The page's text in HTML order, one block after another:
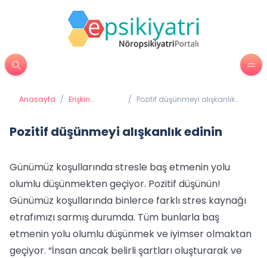
Anasayfa / Erişkin
/ Pozitif düşünmeyi alışkanlık
Pozitif düşünmeyi alışkanlık edinin
Günümüz koşullarında stresle baş etmenin yolu
olumlu düşünmekten geçiyor. Pozitif düşünün!
Günümüz koşullarında binlerce farklı stres kaynağı
etrafımızı sarmış durumda. Tüm bunlarla baş
etmenin yolu olumlu düşünmek ve iyimser olmaktan
geçiyor. “İnsan ancak belirli şartları oluşturarak ve